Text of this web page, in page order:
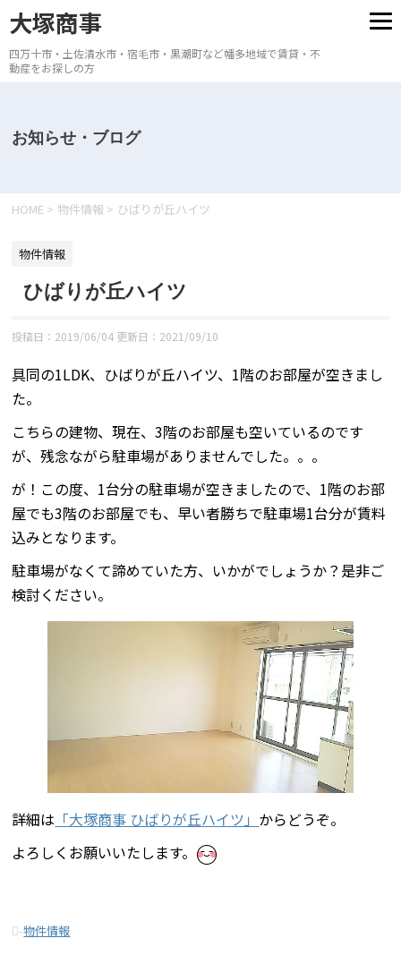
大塚商事
四万十市・土佐清水市・宿毛市・黒潮町など幡多地域で賃貸・不
動産をお探しの方
お知らせ・ブログ
HOME > 物件情報 > ひばりが丘ハイツ
物件情報
ひばりが丘ハイツ
投稿日：2019/06/04 更新日： 2021/09/10
具同の1LDK、ひばりが丘ハイツ、1階のお部屋が空きまし
た。
こちらの建物、現在、3階のお部屋も空いているのです
が、残念ながら駐車場がありませんでした。。。
が！この度、1台分の駐車場が空きましたので、1階のお部
屋でも3階のお部屋でも、早い者勝ちで駐車場1台分が賃料
込みとなります。
駐車場がなくて諦めていた方、いかがでしょうか？是非ご
検討ください。
詳細は 「大塚商事 ひばりが丘ハイツ」 からどうぞ。
よろしくお願いいたします。
-物件情報